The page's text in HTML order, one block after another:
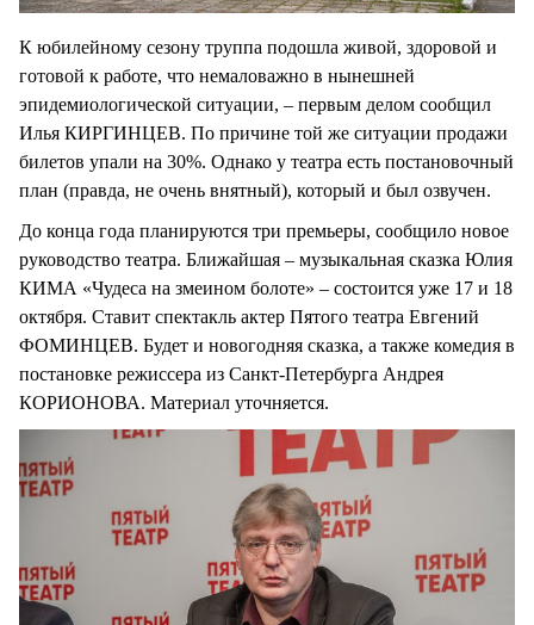
К юбилейному сезону труппа подошла живой, здоровой и
готовой к работе, что немаловажно в нынешней
эпидемиологической ситуации, – первым делом сообщил
Илья КИРГИНЦЕВ. По причине той же ситуации продажи
билетов упали на 30%. Однако у театра есть постановочный
план (правда, не очень внятный), который и был озвучен.
До конца года планируются три премьеры, сообщило новое
руководство театра. Ближайшая – музыкальная сказка Юлия
КИМА «Чудеса на змеином болоте» – состоится уже 17 и 18
октября. Ставит спектакль актер Пятого театра Евгений
ФОМИНЦЕВ. Будет и новогодняя сказка, а также комедия в
постановке режиссера из Санкт-Петербурга Андрея
КОРИОНОВА. Материал уточняется.